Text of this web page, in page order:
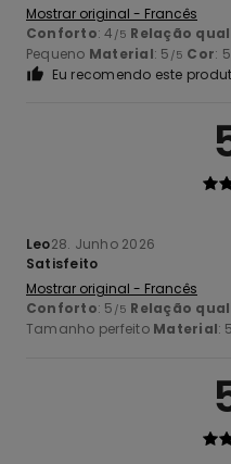
Mostrar original - Francês
Conforto: 4 /5 Relação
Pequeno Material: 5 /5 Cor: 5
Eu recomendo este
Leo28. Junho 2026
Satisfeito
Mostrar original - Francês
Conforto: 5 /5 Relação
Tamanho perfeito Material: 5